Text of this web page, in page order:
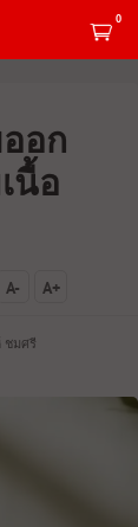
0
อก
นื้อ
A- A+
ชมศรี